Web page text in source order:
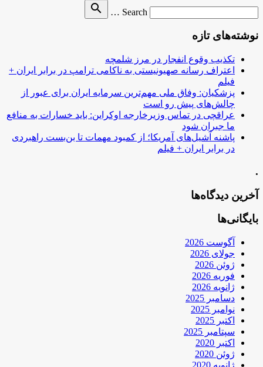
Search …
search
نوشته‌های تازه
تکذیب وقوع انفجار در مرز شلمچه
اعتراف رسانه صهیونیستی به ناکامی ترامپ در برابر ایران +
فیلم
پزشکیان: وفاق ملی مهم‌ترین سرمایه ایران برای عبور از
چالش‌های پیش رو است
عراقچی در تماس وزیرخارجه اوکراین: باید خسارات به منافع
ما جبران شود
پاشنه آشیل‌های آمریکا؛ از کمبود مهمات تا بن‌بست راهبردی
در برابر ایران + فیلم
.
آخرین دیدگاه‌ها
بایگانی‌ها
آگوست 2026
جولای 2026
ژوئن 2026
فوریه 2026
ژانویه 2026
دسامبر 2025
نوامبر 2025
اکتبر 2025
سپتامبر 2025
اکتبر 2020
ژوئن 2020
ژانویه 2020